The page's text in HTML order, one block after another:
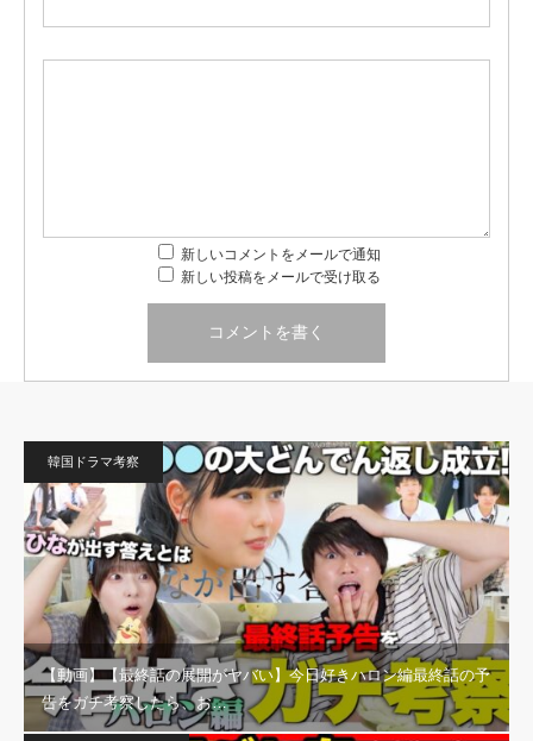
新しいコメントをメールで通知
新しい投稿をメールで受け取る
韓国ドラマ考察
【動画】【最終話の展開がヤバい】今日好きハロン編最終話の予
告をガチ考察したら、お…